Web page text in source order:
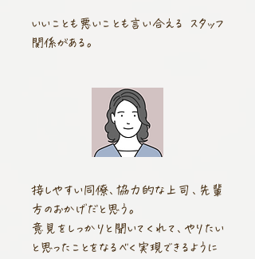
いいことも悪いことも言い合える スタッフ
関係がある。
接しやすい同僚、協力的な上司、先輩
方のおかげだと思う。
意見をしっかりと聞いてくれて、やりたい
と思ったことをなるべく実現できるように